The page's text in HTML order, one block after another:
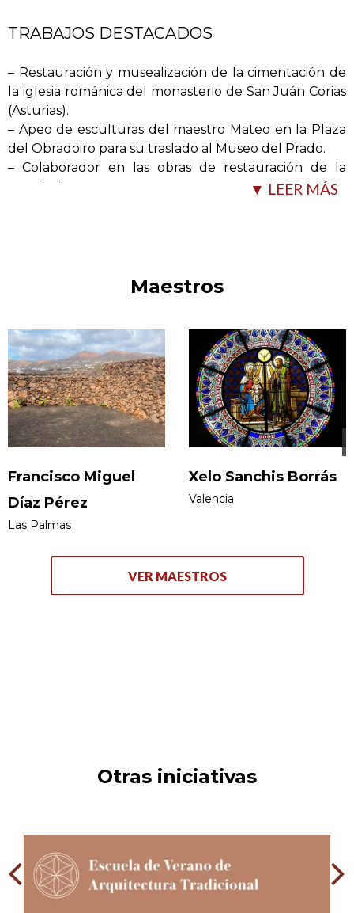
TRABAJOS DESTACADOS
– Restauración y musealización de la cimentación de
la iglesia románica del monasterio de San Juán Corias
(Asturias).
– Apeo de esculturas del maestro Mateo en la Plaza
del Obradoiro para su traslado al Museo del Prado.
– Colaborador en las obras de restauración de la
Catedral
de Vitoria, la iglesia de San Pablo de Valladolid, la
antigua catedral de Roda de Isábena (Huesca)
▼ LEER MÁS
Maestros
Francisco Miguel
Díaz Pérez
Las Palmas
Xelo Sanchis Borrás
Valencia
VER MAESTROS
Otras iniciativas